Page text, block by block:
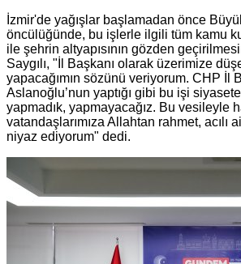
İzmir'de yağışlar başlamadan önce
öncülüğünde, bu işlerle ilgili tüm kamu
ile şehrin altyapısının gözden
Saygılı, "İl Başkanı olarak üzerimize
yapacağımın sözünü veriyorum. CHP İl
Aslanoğlu’nun yaptığı gibi bu işi
yapmadık, yapmayacağız. Bu vesileyle
vatandaşlarımıza Allahtan rahmet, acılı
niyaz ediyorum" dedi.